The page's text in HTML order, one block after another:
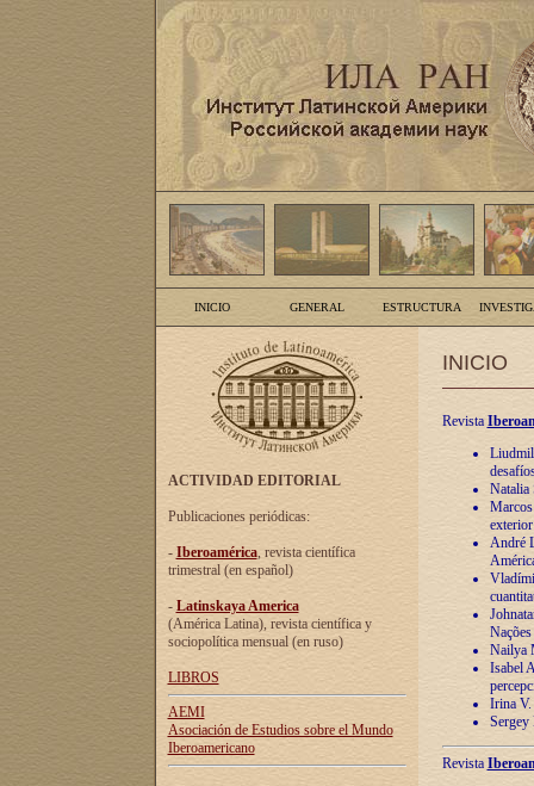
INICIO GENERAL ESTRUCTURA
ACTIVIDAD EDITORIAL
Publicaciones periódicas:
- Iberoamérica, revista científica
trimestral (en español)
- Latinskaya America
(América Latina), revista científica y
sociopolítica mensual (en ruso)
LIBROS
AEMI
Asociación de Estudios sobre el Mundo
Iberoamericano
INICIO
Revista
Natalia
André
Nailya
Isabel
Irina V.
Sergey
Revista